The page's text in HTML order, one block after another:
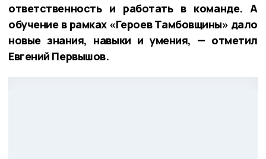
ответственность и работать в команде. А
обучение в рамках «Героев Тамбовщины» дало
новые знания, навыки и умения, — отметил
Евгений Первышов.